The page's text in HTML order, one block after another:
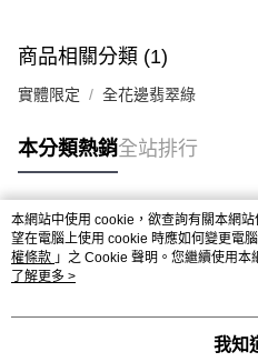
商品相關分類 (1)
實體限定 全花邊翡翠綠
本分類熱銷全站排行
熱門標籤
本網站中使用 cookie，欲查詢有關本網
望在電腦上使用 cookie 時應如何變更電
權條款 」之 Cookie 聲明。您繼續使用
用條款之 Cookie 聲明使用 cookie。
了解更多 >
我知